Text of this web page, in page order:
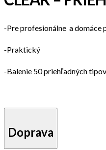
-Pre profesionálne a domáce
-Praktický
-Balenie 50 priehľadných
Doprava